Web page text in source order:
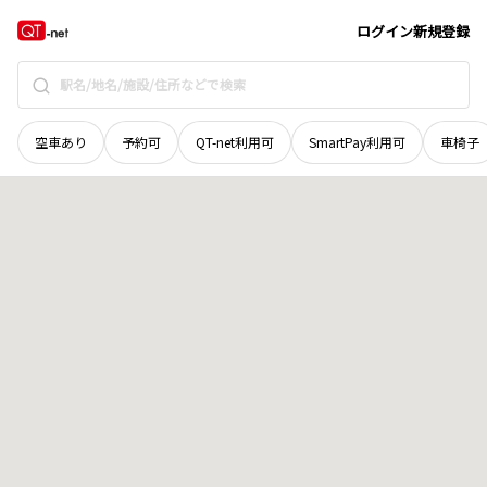
ログイン新規登録
空車あり 予約可 QT-net利用可 SmartPay利用可 車椅子
奈良県